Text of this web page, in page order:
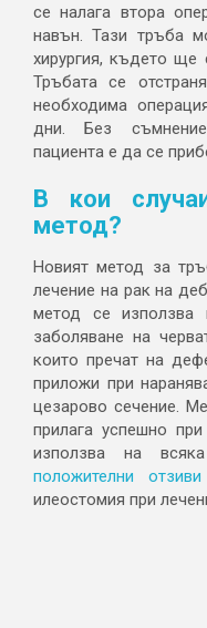
се налага втора
навън. Тази тръба
хирургия, където ще
Тръбата се
необходима
дни. Без
пациента е да се
В кои
метод?
Новият метод за
лечение на рак на
метод се
заболяване на
които пречат на
приложи при
цезарово сечение.
прилага успешно
използва на
положителни отзиви
илеостомия при